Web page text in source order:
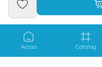
Acasa Catalog